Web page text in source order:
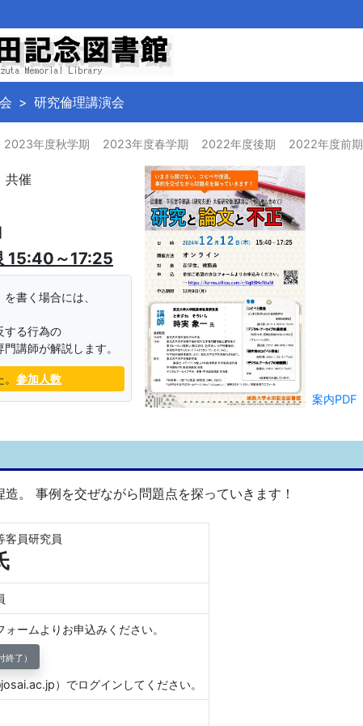
研究倫理講演会
2023年度秋学期 2023年度春学期 2022年度後期 2022年度前期
共催
15:40～17:25
書く場合には、
する行為の
講師が解説します。
参加人数
案内PDF
。 事例を交ぜながら問題点を探っていきます！
客員研究員
ームよりお申込みください。
終了）
）でログインしてください。